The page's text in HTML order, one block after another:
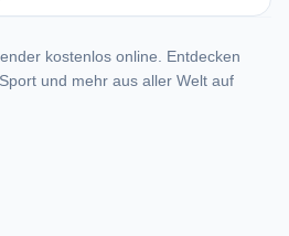
kostenlos online. Entdecken
und mehr aus aller Welt auf